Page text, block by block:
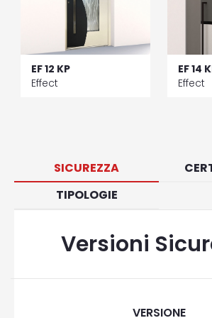
EF 12 KP
Effect
EF 14
Effect
SICUREZZA
TIPOLOGIE
Versioni
VERSIONE